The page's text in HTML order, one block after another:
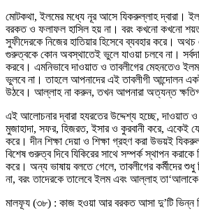
মোটকথা, ইলমের মধ্যে নূর আসে যিকরুল্লাহ দ্বারা।
বরকত ও ফলাফল হাসিল হয় না। বরং কখনো কখনো
সুফীদেরকে নিজের হাতিয়ার হিসেবে ব্যবহার করে।
গুরুত্বকে কোন অবস্থাতেই ভুলে যাওয়া চলবে না।
করবে। এমনিভাবে দাওয়াত ও তাবলীগের মেহনতেও
ভুলবে না। তাহলে আপনাদের এই তাবলীগী আন্দোলন
উঠবে। আল্লাহ না করুন, তখন আপনারা অত্যন্ত
এই আলোচনার দ্বারা হযরতের উদ্দেশ্য হচ্ছে, দাওয়াত ও
মুজাহাদা, সফর, হিজরত, ইসার ও কুরবানী করে, একেই
করে। দীন শিক্ষা দেয়া ও শিক্ষা গ্রহণ করা উভয়ই
বিশেষ গুরুত্ব দিবে যিকিরের সাথে সম্পর্ক স্থাপন
করে। অন্য ভাষায় বলতে গেলে, তাবলীগের কর্মীদের শুধু
না, বরং তাদেরকে তালেবে ইলম এবং আল্লাহ তা‘আলাকে
মালফূয (৩৮) : কাজ হওয়া আর বরকত আসা দু’টি ভিন্ন